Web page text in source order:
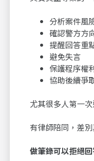
分析案件風
確認警方方
提醒回答重
避免失言
保護程序權
協助後續爭
尤其很多人第一
有律師陪同，差
做筆錄可以拒絕回